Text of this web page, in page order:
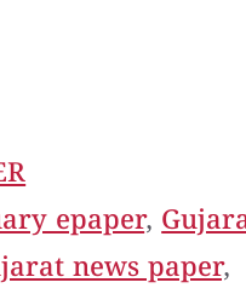
epaper,
news paper,